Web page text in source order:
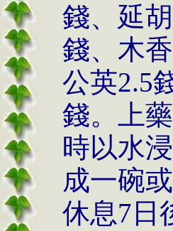
錢、延
錢、木
公英2.5
錢。上
時以水
成一碗
休息7日